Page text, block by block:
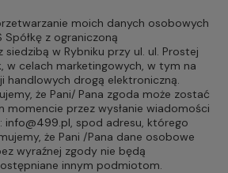
moich danych osobowych
Spółkę z ograniczoną
w Rybniku przy ul. ul. Prostej
w celach marketingowych, w tym na
handlowych drogą elektroniczną.
że Pani/ Pana zgoda może zostać
przez wysłanie wiadomości
info@499.pl, spod adresu, którego
że Pani /Pana dane osobowe
wyraźnej zgody nie będą
innym podmiotom.